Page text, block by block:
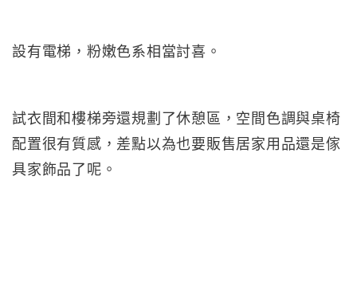
設有電梯，粉嫩色系相當討喜。
試衣間和樓梯旁還規劃了休憩區，空間色調與桌椅
配置很有質感，差點以為也要販售居家用品還是傢
具家飾品了呢。